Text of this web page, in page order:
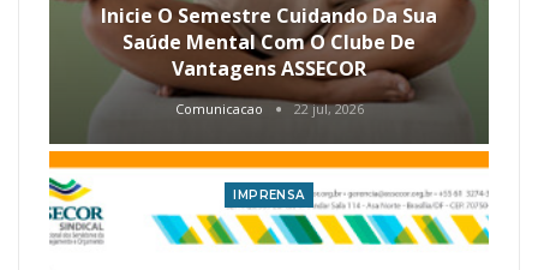
Inicie O Semestre Cuidando Da Sua
Saúde Mental Com O Clube De
Vantagens ASSECOR
Comunicacao 22 jul, 2026
IMPRENSA